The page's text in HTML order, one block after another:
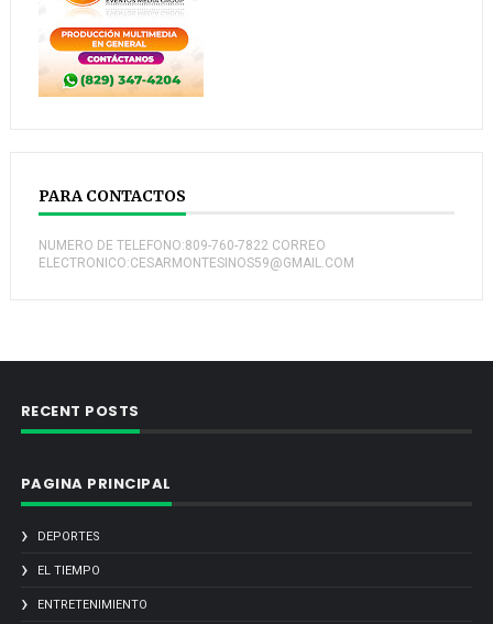
PARA CONTACTOS
NUMERO DE TELEFONO:809-760-7822 CORREO
ELECTRONICO:CESARMONTESINOS59@GMAIL.COM
RECENT POSTS
PAGINA PRINCIPAL
DEPORTES
EL TIEMPO
ENTRETENIMIENTO